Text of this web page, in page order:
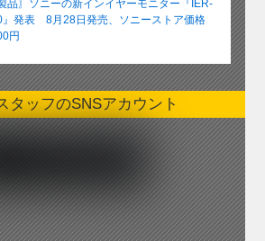
品〗ソニーの新インイヤーモニター『IER-
』発表 8月28日発売、ソニーストア価格
円
タッフのSNSアカウント